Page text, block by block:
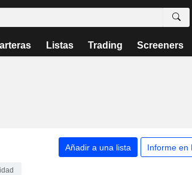
Listas Trading Screeners
Añadir a una lista Informe en